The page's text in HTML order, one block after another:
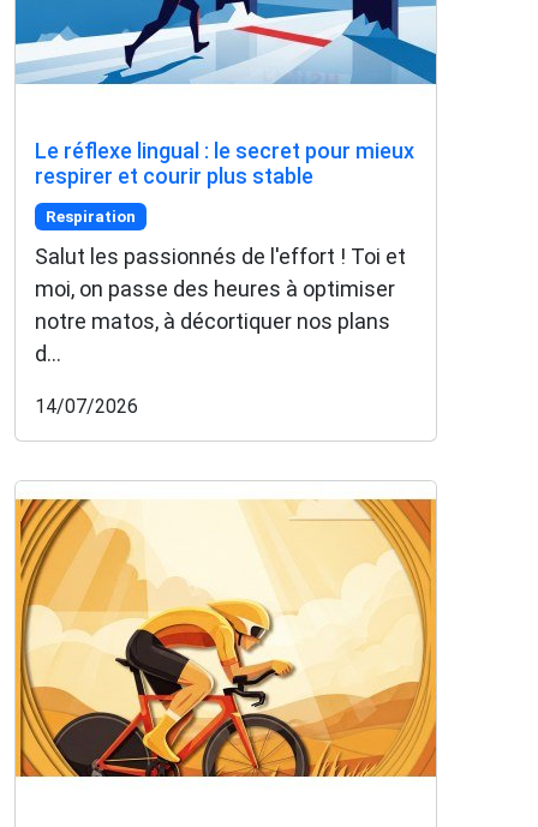
Le réflexe lingual : le secret pour mieux
respirer et courir plus stable
Respiration
Salut les passionnés de l'effort ! Toi et
moi, on passe des heures à optimiser
notre matos, à décortiquer nos plans
d...
14/07/2026